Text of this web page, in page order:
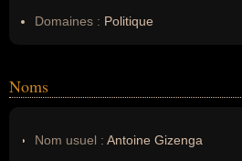
Domaines : Politique
Noms
Nom usuel : Antoine Gizenga